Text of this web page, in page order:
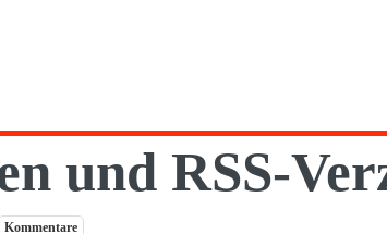
und RSS-
Kommentare